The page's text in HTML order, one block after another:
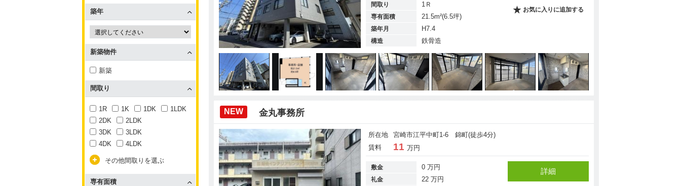
間取り 1Ｒ
専有面積 21.5m²(6.5坪)
築年月 H7.4
構造 鉄骨造
お気に入りに追加する
NEW 金丸事務所
所在地
宮崎市江平中町1-6 錦町(徒歩4分)
賃料
11 万円
敷金 0 万円
礼金 22 万円
詳細
築年
新築物件
新築
間取り
1R 1K 1DK
1LDK
2DK
2LDK
3DK
3LDK
4DK
4LDK
その他間取りを選ぶ
専有面積